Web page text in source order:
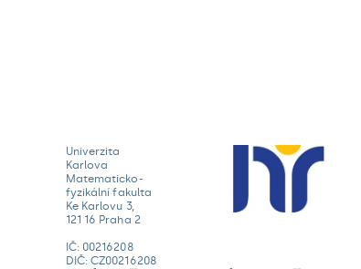
Univerzita
Karlova
Matematicko-
fyzikální fakulta
Ke Karlovu 3,
121 16 Praha 2
IČ: 00216208
DIČ: CZ00216208